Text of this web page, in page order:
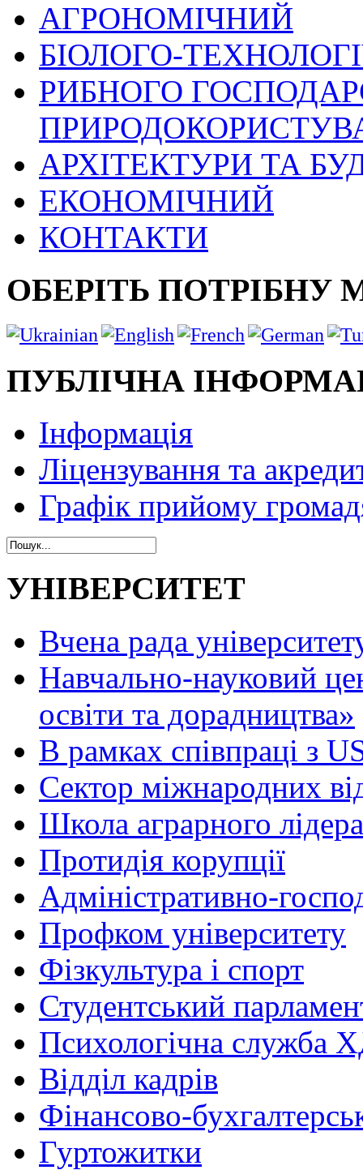
АГРОНОМІЧНИЙ
БІОЛОГО-
РИБНОГО
АРХІТЕКТУРИ ТА
ЕКОНОМІЧНИЙ
КОНТАКТИ
ОБЕРІТЬ ПОТРІБНУ
ПУБЛІЧНА
Інформація
Ліцензування та
Графік прийому
УНІВЕРСИТЕТ
Вчена рада
Навчально-науковий
освіти та дорадництва»
В рамках співпраці з
Сектор міжнародних
Школа аграрного лідера
Протидія корупції
Адміністративно-
Профком університету
Фізкультура і спорт
Студентський
Психологічна служба
Відділ кадрів
Фінансово-
Гуртожитки